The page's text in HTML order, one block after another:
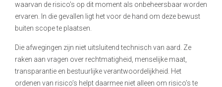
waarvan de risico’s op dit moment als onbeheersbaar worden
ervaren. In die gevallen ligt het voor de hand om deze bewust
buiten scope te plaatsen.
Die afwegingen zijn niet uitsluitend technisch van aard. Ze
raken aan vragen over rechtmatigheid, menselijke maat,
transparantie en bestuurlijke verantwoordelijkheid. Het
ordenen van risico’s helpt daarmee niet alleen om risico’s te